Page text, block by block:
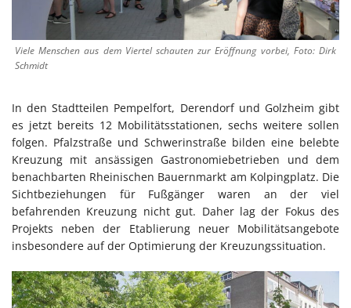
Viele Menschen aus dem Viertel schauten zur Eröffnung vorbei, Foto: Dirk
Schmidt
In den Stadtteilen Pempelfort, Derendorf und Golzheim gibt
es jetzt bereits 12 Mobilitätsstationen, sechs weitere sollen
folgen. Pfalzstraße und Schwerinstraße bilden eine belebte
Kreuzung mit ansässigen Gastronomiebetrieben und dem
benachbarten Rheinischen Bauernmarkt am Kolpingplatz. Die
Sichtbeziehungen für Fußgänger waren an der viel
befahrenden Kreuzung nicht gut. Daher lag der Fokus des
Projekts neben der Etablierung neuer Mobilitätsangebote
insbesondere auf der Optimierung der Kreuzungssituation.